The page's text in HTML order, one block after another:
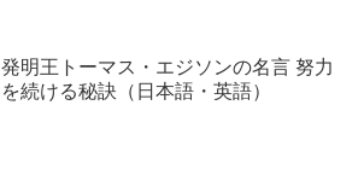
発明王トーマス・エジソンの名言 努力
を続ける秘訣（日本語・英語）